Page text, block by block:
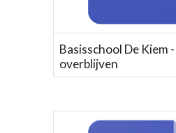
Basisschool De Kiem
overblijven